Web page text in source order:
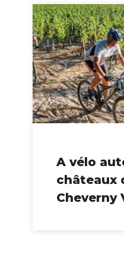
A vélo
châteaux
Cheverny